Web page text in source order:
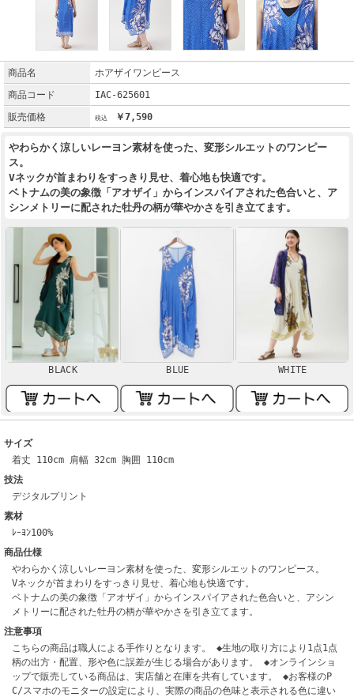
商品名
ホアザイワンピース
商品コード
IAC-625601
販売価格
￥7,590
やわらかく涼しいレーヨン素材を使った、変形シルエットのワンピー
ス。
Vネックが首まわりをすっきり見せ、着心地も快適です。
ベトナムの美の象徴「アオザイ」からインスパイアされた色合いと、ア
シンメトリーに配された牡丹の柄が華やかさを引き立てます。
BLACK BLUE WHITE
サイズ
着丈 110cm 肩幅 32cm 胸囲 110cm
技法
デジタルプリント
素材
ﾚｰﾖﾝ100%
商品仕様
やわらかく涼しいレーヨン素材を使った、変形シルエットのワンピース。
Vネックが首まわりをすっきり見せ、着心地も快適です。
ベトナムの美の象徴「アオザイ」からインスパイアされた色合いと、アシン
メトリーに配された牡丹の柄が華やかさを引き立てます。
注意事項
こちらの商品は職人による手作りとなります。 ◆生地の取り方により1点1点
柄の出方・配置、形や色に誤差が生じる場合があります。 ◆オンラインショ
ップで販売している商品は、実店舗と在庫を共有しています。 ◆お客様のP
C/スマホのモニターの設定により、実際の商品の色味と表示される色に違い